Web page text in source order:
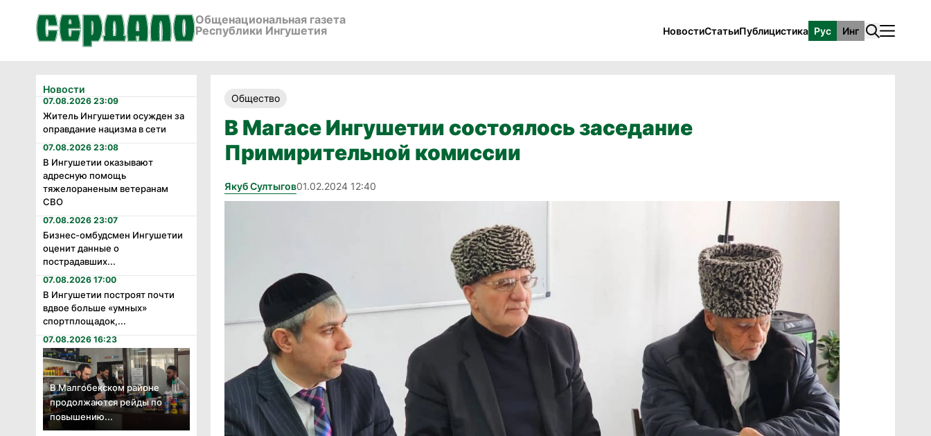
Общенациональная газета
Республики Ингушетия
НовостиСтатьиПублицистика Рус Инг
Новости
07.08.2026 23:09
Житель Ингушетии осужден за
оправдание нацизма в сети
07.08.2026 23:08
В Ингушетии оказывают
адресную помощь
тяжелораненым ветеранам
СВО
07.08.2026 23:07
Бизнес-омбудсмен Ингушетии
оценит данные о
пострадавших...
07.08.2026 17:00
В Ингушетии построят почти
вдвое больше «умных»
спортплощадок,...
07.08.2026 16:23
В Малгобекском районе
продолжаются рейды по
повышению...
Общество
В Магасе Ингушетии состоялось заседание
Примирительной комиссии
Якуб Султыгов01.02.2024 12:40